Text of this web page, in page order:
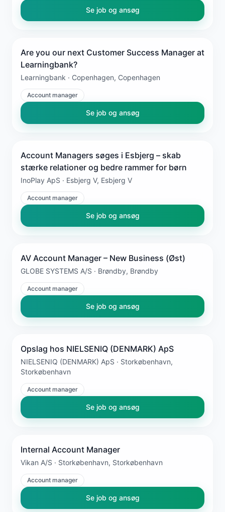
Se job og ansøg
Are you our next Customer Success Manager at
Learningbank?
Learningbank · Copenhagen, Copenhagen
Account manager
Se job og ansøg
Account Managers søges i Esbjerg – skab
stærke relationer og bedre rammer for børn
InoPlay ApS · Esbjerg V, Esbjerg V
Account manager
Se job og ansøg
AV Account Manager – New Business (Øst)
GLOBE SYSTEMS A/S · Brøndby, Brøndby
Account manager
Se job og ansøg
Opslag hos NIELSENIQ (DENMARK) ApS
NIELSENIQ (DENMARK) ApS · Storkøbenhavn,
Storkøbenhavn
Account manager
Se job og ansøg
Internal Account Manager
Vikan A/S · Storkøbenhavn, Storkøbenhavn
Account manager
Se job og ansøg